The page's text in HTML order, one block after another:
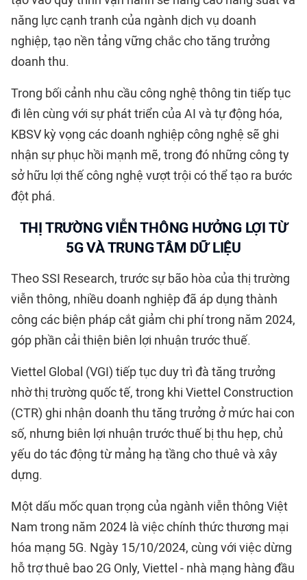
năng lực cạnh tranh của ngành dịch vụ doanh
nghiệp, tạo nền tảng vững chắc cho tăng trưởng
doanh thu.
Trong bối cảnh nhu cầu công nghệ thông tin tiếp tục
đi lên cùng với sự phát triển của AI và tự động hóa,
KBSV kỳ vọng các doanh nghiệp công nghệ sẽ ghi
nhận sự phục hồi mạnh mẽ, trong đó những công ty
sở hữu lợi thế công nghệ vượt trội có thể tạo ra bước
đột phá.
THỊ TRƯỜNG VIỄN THÔNG HƯỞNG LỢI TỪ
5G VÀ TRUNG TÂM DỮ LIỆU
Theo SSI Research, trước sự bão hòa của thị trường
viễn thông, nhiều doanh nghiệp đã áp dụng thành
công các biện pháp cắt giảm chi phí trong năm 2024,
góp phần cải thiện biên lợi nhuận trước thuế.
Viettel Global (VGI) tiếp tục duy trì đà tăng trưởng
nhờ thị trường quốc tế, trong khi Viettel Construction
(CTR) ghi nhận doanh thu tăng trưởng ở mức hai con
số, nhưng biên lợi nhuận trước thuế bị thu hẹp, chủ
yếu do tác động từ mảng hạ tầng cho thuê và xây
dựng.
Một dấu mốc quan trọng của ngành viễn thông Việt
Nam trong năm 2024 là việc chính thức thương mại
hóa mạng 5G. Ngày 15/10/2024, cùng với việc dừng
hỗ trợ thuê bao 2G Only, Viettel - nhà mạng hàng đầu